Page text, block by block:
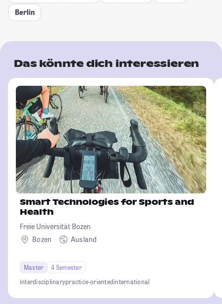
Berlin
Das könnte dich interessieren
Smart Technologies for Sports and
Health
Freie Universität Bozen
Bozen
Ausland
Master
4 Semester
interdisciplinarypractice-orientedinternational